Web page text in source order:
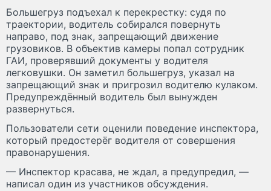
Большегруз подъехал к перекрестку: судя по
траектории, водитель собирался повернуть
направо, под знак, запрещающий движение
грузовиков. В объектив камеры попал сотрудник
ГАИ, проверявший документы у водителя
легковушки. Он заметил большегруз, указал на
запрещающий знак и пригрозил водителю кулаком.
Предупреждённый водитель был вынужден
развернуться.
Пользователи сети оценили поведение инспектора,
который предостерёг водителя от совершения
правонарушения.
— Инспектор красава, не ждал, а предупредил, —
написал один из участников обсуждения.